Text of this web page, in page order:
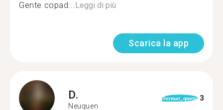
Gente copad...Leggi di più
Scarica la app
D.
Neuquen
format_quote 3